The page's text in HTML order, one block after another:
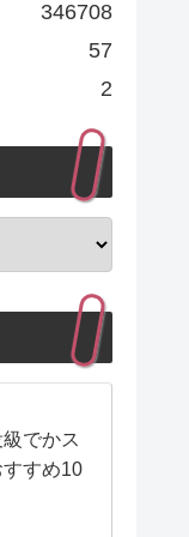
346708
57
2
でかス
すめ10